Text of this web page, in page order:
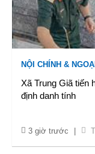
NỘI CHÍNH &
Xã Trung Giã tiến
định danh tính
3 giờ trước